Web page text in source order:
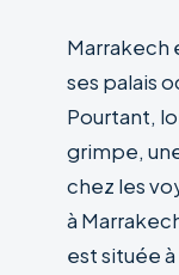
Marrakech
ses palais
Pourtant,
grimpe,
chez les
à
est située